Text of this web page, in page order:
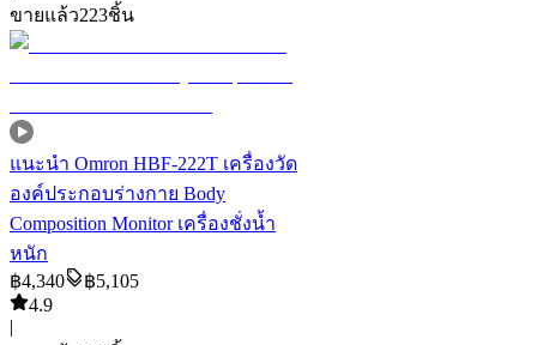
ขายแล้ว223ชิ้น
แนะนำ Omron HBF-222T เครื่องวัด
องค์ประกอบร่างกาย Body
Composition Monitor เครื่องชั่งน้ำ
หนัก
฿4,340 ฿5,105
4.9
|